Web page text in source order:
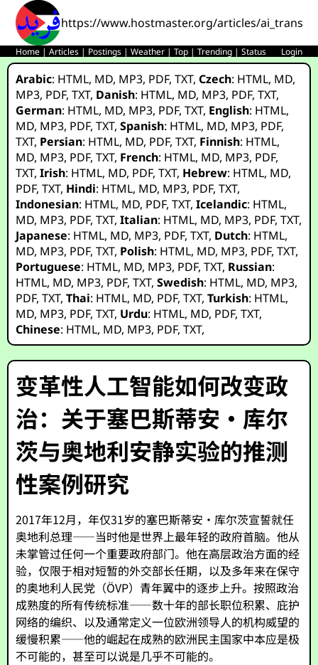
https://www.hostmaster.org/articles/
Home |Articles | Postings |Weather |Top |Trending |Status Login
Arabic: HTML, MD, MP3, PDF,TXT,Czech: HTML, MD,
MP3, PDF,TXT, Danish: HTML, MD, MP3, PDF,TXT,
German: HTML, MD, MP3, PDF,TXT, English: HTML,
MD, MP3, PDF,TXT,Spanish: HTML, MD, MP3, PDF,
TXT, Persian: HTML, MD, PDF,TXT, Finnish: HTML,
MD, MP3, PDF,TXT, French: HTML, MD, MP3, PDF,
TXT,Irish: HTML, MD, PDF,TXT, Hebrew: HTML, MD,
PDF,TXT, Hindi: HTML, MD, MP3, PDF,TXT,
Indonesian: HTML, MD, PDF,TXT,Icelandic: HTML,
MD, MP3, PDF,TXT,Italian: HTML, MD, MP3, PDF,TXT,
Japanese: HTML, MD, MP3, PDF,TXT, Dutch: HTML,
MD, MP3, PDF,TXT, Polish: HTML, MD, MP3, PDF,TXT,
Portuguese: HTML, MD, MP3, PDF,TXT, Russian:
HTML, MD, MP3, PDF,TXT,Swedish: HTML, MD, MP3,
PDF,TXT,Thai: HTML, MD, PDF,TXT,Turkish: HTML,
MD, MP3, PDF,TXT, Urdu: HTML, MD, PDF,TXT,
Chinese: HTML, MD, MP3, PDF,TXT,
变革性人工智能如何改变政
治：关于塞巴斯蒂安·库尔
茨与奥地利安静实验的推测
性案例研究
2017年12月，年仅31岁的塞巴斯蒂安·库尔茨宣誓就任
奥地利总理——当时他是世界上最年轻的政府首脑。他从
未掌管过任何一个重要政府部门。他在高层政治方面的经
验，仅限于相对短暂的外交部长任期，以及多年来在保守
的奥地利人民党（ÖVP）青年翼中的逐步上升。按照政治
成熟度的所有传统标准——数十年的部长职位积累、庇护
网络的编织、以及通常定义一位欧洲领导人的机构威望的
缓慢积累——他的崛起在成熟的欧洲民主国家中本应是极
不可能的，甚至可以说是几乎不可能的。